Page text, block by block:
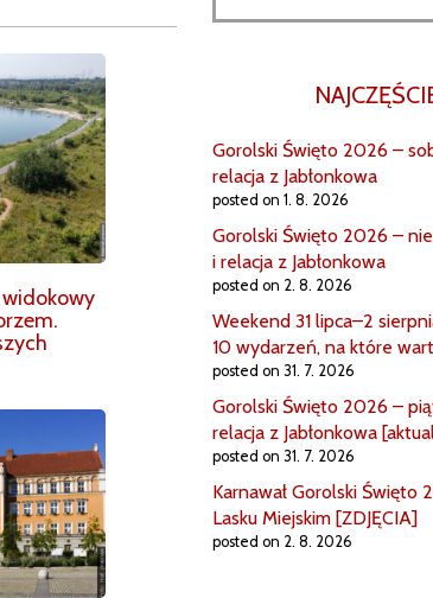
Gorolski Święto 2026 –
relacja z Jabłonkowa
posted on 1. 8. 2026
Gorolski Święto 2026 –
i relacja z Jabłonkowa
posted on 2. 8. 2026
Weekend 31 lipca–2
10 wydarzeń, na które
posted on 31. 7. 2026
Gorolski Święto 2026 –
relacja z Jabłonkowa
posted on 31. 7. 2026
Karnawał Gorolski Święto
Lasku Miejskim [ZDJĘCIA]
posted on 2. 8. 2026